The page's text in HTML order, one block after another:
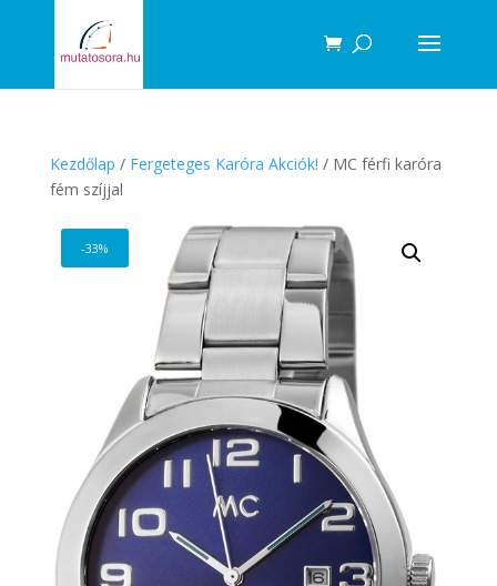
Kezdőlap / Fergeteges Karóra Akciók! / MC férfi karóra
fém szíjjal
-33%